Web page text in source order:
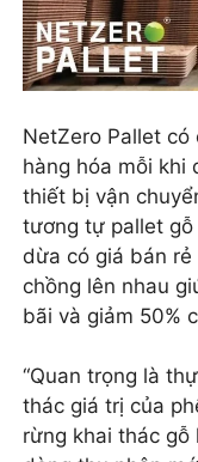
NetZero Pallet
hàng hóa mỗi khi
thiết bị vận
tương tự pallet
dừa có giá bán
chồng lên nhau
bãi và giảm 50%
“Quan trọng là
thác giá trị của
rừng khai thác